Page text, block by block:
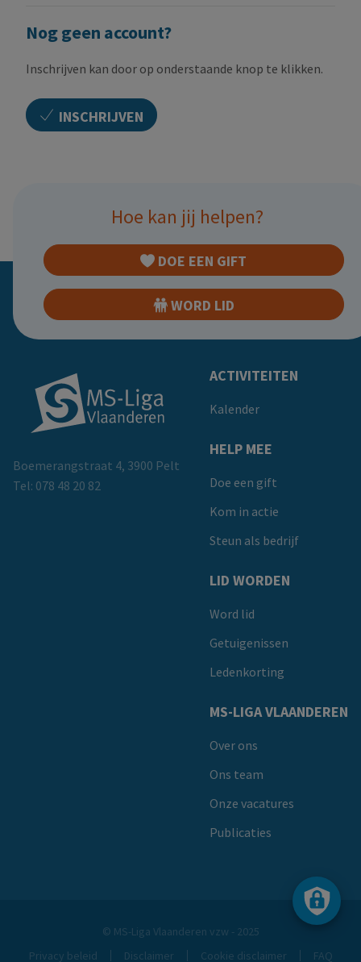
Nog geen account?
Inschrijven kan door op onderstaande knop te klikken.
INSCHRIJVEN
Hoe kan jij helpen?
DOE EEN GIFT
WORD LID
Boemerangstraat 4, 3900 Pelt
Tel: 078 48 20 82
Doormat
ACTIVITEITEN
Kalender
HELP MEE
Doe een gift
Kom in actie
Steun als bedrijf
LID WORDEN
Word lid
Getuigenissen
Ledenkorting
MS-LIGA VLAANDEREN
Over ons
Ons team
Onze vacatures
Publicaties
© MS-Liga Vlaanderen vzw - 2025
Privacy beleid
Disclaimer Cookie disclaimer FAQ